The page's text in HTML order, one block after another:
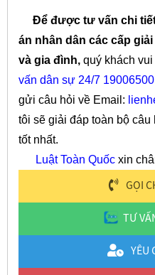
Để được tư vấn chi tiết
án nhân dân các cấp
và gia đình, quý khách
vấn dân sự 24/7 19006500
gửi câu hỏi về Email:
tôi sẽ giải đáp toàn bộ
tốt nhất.
Luật Toàn Quốc xin
GỌI
TƯ
YÊU